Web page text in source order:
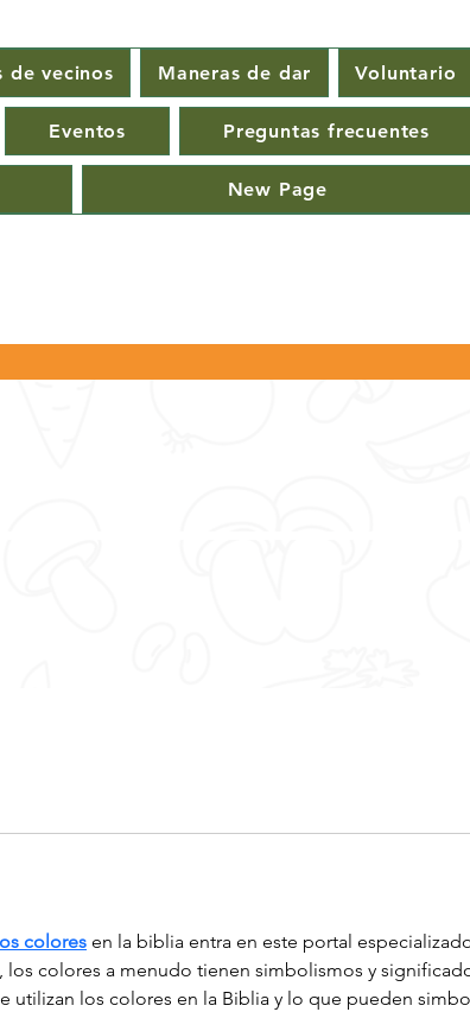
de vecinos Maneras de dar Voluntario
Eventos Preguntas frecuentes
New Page
colores en la biblia entra en este portal
los colores a menudo tienen simbolismos y
los colores en la Biblia y lo que pueden